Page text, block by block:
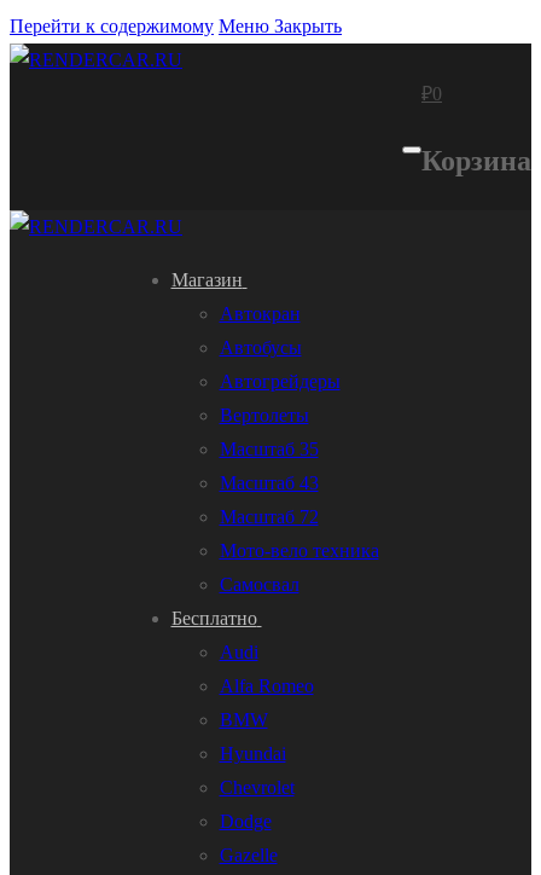
Перейти к содержимому Меню Закрыть
₽0
Корзина
Магазин
Автокран
Автобусы
Автогрейдеры
Вертолеты
Масштаб 35
Масштаб 43
Масштаб 72
Мото-вело техника
Самосвал
Бесплатно
Audi
Alfa Romeo
BMW
Hyundai
Chevrolet
Dodge
Gazelle